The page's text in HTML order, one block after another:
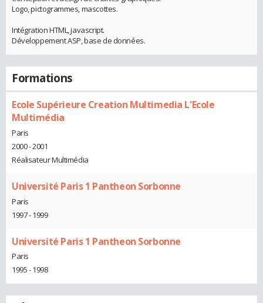
Logo, pictogrammes, mascottes.
Intégration HTML, javascript.
Développement ASP, base de données.
Formations
Ecole Supérieure Creation Multimedia L'Ecole
Multimédia
Paris
2000 - 2001
Réalisateur Multimédia
Université Paris 1 Pantheon Sorbonne
Paris
1997 - 1999
Université Paris 1 Pantheon Sorbonne
Paris
1995 - 1998